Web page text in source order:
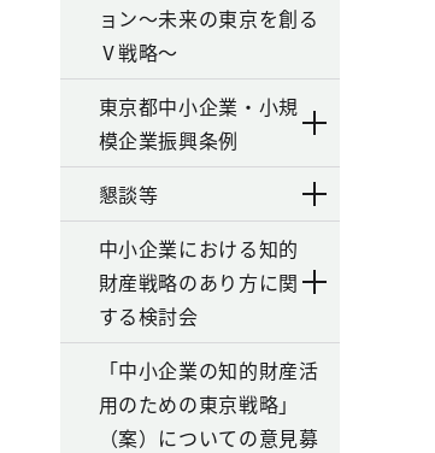
ョン～未来の東京を創る
Ⅴ戦略～
東京都中小企業・小規
模企業振興条例
懇談等
中小企業における知的
財産戦略のあり方に関
する検討会
「中小企業の知的財産活
用のための東京戦略」
（案）についての意見募